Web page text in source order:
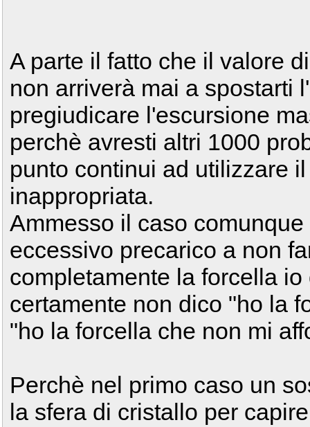
A parte il fatto che il valore
non arriverà mai a spostarti
pregiudicare l'escursione
perchè avresti altri 1000
punto continui ad utilizzare
inappropriata.
Ammesso il caso
eccessivo precarico a non
completamente la forcella
certamente non dico "ho la
"ho la forcella che non mi
Perchè nel primo caso un
la sfera di cristallo per